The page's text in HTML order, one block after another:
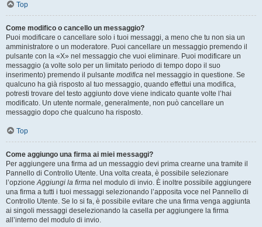
Top
Come modifico o cancello un messaggio?
Puoi modificare o cancellare solo i tuoi messaggi, a meno che tu non sia un
amministratore o un moderatore. Puoi cancellare un messaggio premendo il
pulsante con la «X» nel messaggio che vuoi eliminare. Puoi modificare un
messaggio (a volte solo per un limitato periodo di tempo dopo il suo
inserimento) premendo il pulsante modifica nel messaggio in questione. Se
qualcuno ha già risposto al tuo messaggio, quando effettui una modifica,
potresti trovare del testo aggiunto dove viene indicato quante volte l’hai
modificato. Un utente normale, generalmente, non può cancellare un
messaggio dopo che qualcuno ha risposto.
Top
Come aggiungo una firma ai miei messaggi?
Per aggiungere una firma ad un messaggio devi prima crearne una tramite il
Pannello di Controllo Utente. Una volta creata, è possibile selezionare
l’opzioneAggiungi la firma nel modulo di invio. È inoltre possibile aggiungere
una firma a tutti i tuoi messaggi selezionando l’apposita voce nel Pannello di
Controllo Utente. Se lo si fa, è possibile evitare che una firma venga aggiunta
ai singoli messaggi deselezionando la casella per aggiungere la firma
all’interno del modulo di invio.